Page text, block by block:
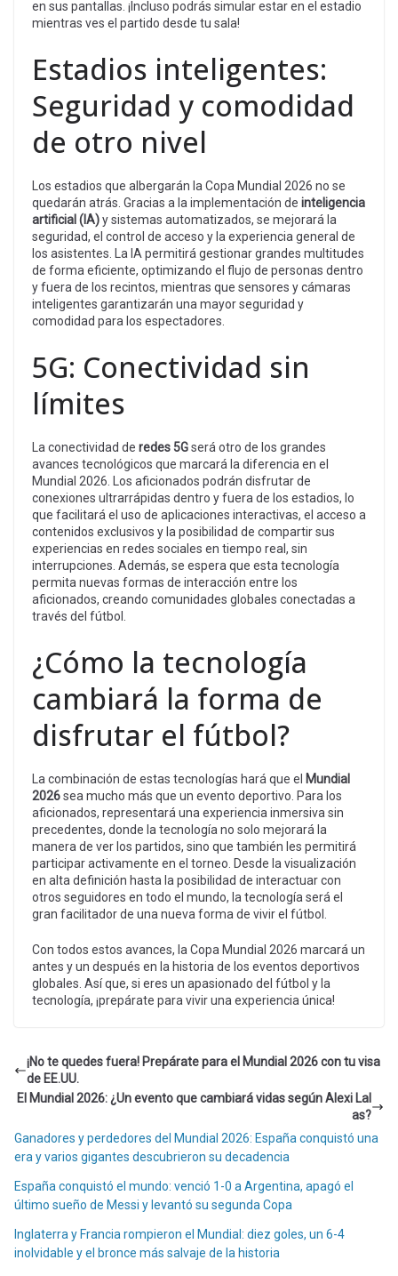
en sus pantallas. ¡Incluso podrás simular estar en el estadio
mientras ves el partido desde tu sala!
Estadios inteligentes:
Seguridad y comodidad
de otro nivel
Los estadios que albergarán la Copa Mundial 2026 no se
quedarán atrás. Gracias a la implementación de inteligencia
artificial (IA)y sistemas automatizados, se mejorará la
seguridad, el control de acceso y la experiencia general de
los asistentes. La IA permitirá gestionar grandes multitudes
de forma eficiente, optimizando el flujo de personas dentro
y fuera de los recintos, mientras que sensores y cámaras
inteligentes garantizarán una mayor seguridad y
comodidad para los espectadores.
5G: Conectividad sin
límites
La conectividad de redes 5Gserá otro de los grandes
avances tecnológicos que marcará la diferencia en el
Mundial 2026. Los aficionados podrán disfrutar de
conexiones ultrarrápidas dentro y fuera de los estadios, lo
que facilitará el uso de aplicaciones interactivas, el acceso a
contenidos exclusivos y la posibilidad de compartir sus
experiencias en redes sociales en tiempo real, sin
interrupciones. Además, se espera que esta tecnología
permita nuevas formas de interacción entre los
aficionados, creando comunidades globales conectadas a
través del fútbol.
¿Cómo la tecnología
cambiará la forma de
disfrutar el fútbol?
La combinación de estas tecnologías hará que el Mundial
2026sea mucho más que un evento deportivo. Para los
aficionados, representará una experiencia inmersiva sin
precedentes, donde la tecnología no solo mejorará la
manera de ver los partidos, sino que también les permitirá
participar activamente en el torneo. Desde la visualización
en alta definición hasta la posibilidad de interactuar con
otros seguidores en todo el mundo, la tecnología será el
gran facilitador de una nueva forma de vivir el fútbol.
Con todos estos avances, la Copa Mundial 2026 marcará un
antes y un después en la historia de los eventos deportivos
globales. Así que, si eres un apasionado del fútbol y la
tecnología, ¡prepárate para vivir una experiencia única!
¡No te quedes fuera! Prepárate para el Mundial 2026 con tu visa
de EE.UU.
El Mundial 2026: ¿Un evento que cambiará vidas según Alexi Lal
as?
Ganadores y perdedores del Mundial 2026: España conquistó una
era y varios gigantes descubrieron su decadencia
España conquistó el mundo: venció 1-0 a Argentina, apagó el
último sueño de Messi y levantó su segunda Copa
Inglaterra y Francia rompieron el Mundial: diez goles, un 6-4
inolvidable y el bronce más salvaje de la historia